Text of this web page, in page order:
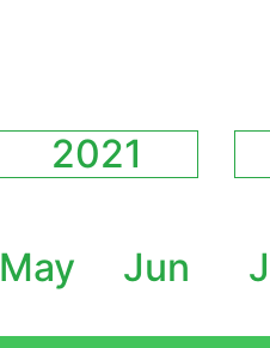
2021
May Jun